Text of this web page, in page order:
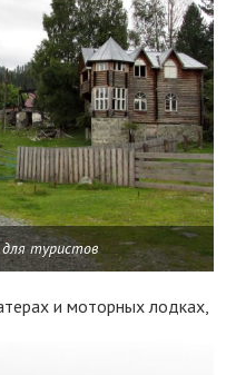
туристов
и моторных лодках,